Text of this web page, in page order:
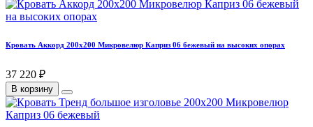
Кровать Аккорд 200х200 Микровелюр Каприз 06 бежевый на высоких опорах
37 220 ₽
В корзину